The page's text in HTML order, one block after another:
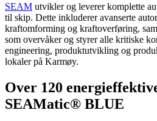
SEAM utvikler og leverer komplette
til skip. Dette inkluderer avanserte
kraftomforming og kraftoverføring,
som overvåker og styrer alle kritiske
engineering, produktutvikling og
lokaler på Karmøy.
Over 120
SEAMatic® BLUE